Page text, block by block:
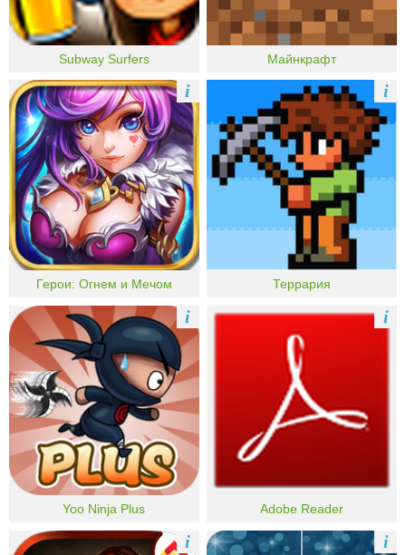
Subway Surfers Майнкрафт
Герои: Огнем и Мечом
i
Террария
i
Yoo Ninja Plus
i
Adobe Reader
i
i i